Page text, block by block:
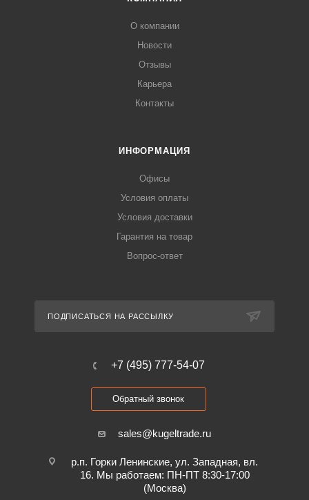
О компании
Новости
Отзывы
Карьера
Контакты
ИНФОРМАЦИЯ
Офисы
Условия оплаты
Условия доставки
Гарантия на товар
Вопрос-ответ
ПОДПИСАТЬСЯ НА РАССЫЛКУ
+7 (495) 777-54-07
Обратный звонок
sales@kugeltrade.ru
р.п. Горки Ленинские, ул. Западная, вл.
16. Мы работаем: ПН-ПТ 8:30-17:00
(Москва)